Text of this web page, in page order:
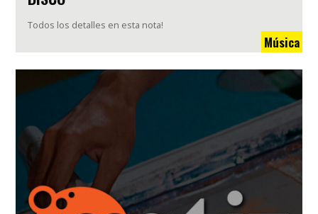
Todos los detalles en esta nota!
Música